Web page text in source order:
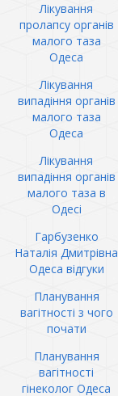
Лікування
пролапсу органів
малого таза
Одеса
Лікування
випадіння органів
малого таза
Одеса
Лікування
випадіння органів
малого таза в
Одесі
Гарбузенко
Наталія Дмитрівна
Одеса відгуки
Планування
вагітності з чого
почати
Планування
вагітності
гінеколог Одеса